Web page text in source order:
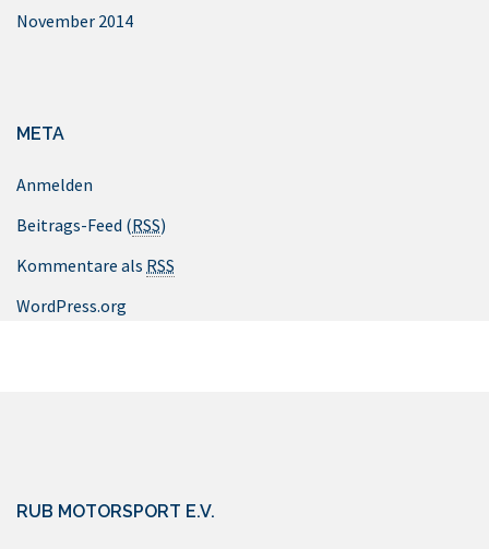
November 2014
META
Anmelden
Beitrags-Feed (RSS)
Kommentare als RSS
WordPress.org
RUB MOTORSPORT E.V.